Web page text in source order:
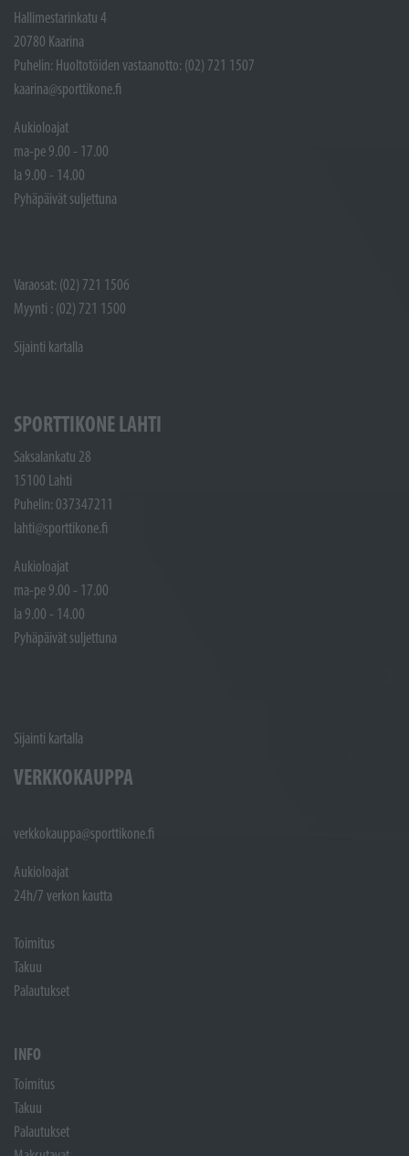
Hallimestarinkatu 4
20780 Kaarina
Puhelin: Huoltotöiden vastaanotto: (02) 721 1507
kaarina@sporttikone.fi
Aukioloajat
ma-pe 9.00 - 17.00
la 9.00 - 14.00
Pyhäpäivät suljettuna
Varaosat: (02) 721 1506
Myynti : (02) 721 1500
Sijainti kartalla
SPORTTIKONE LAHTI
Saksalankatu 28
15100 Lahti
Puhelin: 037347211
lahti@sporttikone.fi
Aukioloajat
ma-pe 9.00 - 17.00
la 9.00 - 14.00
Pyhäpäivät suljettuna
Sijainti kartalla
VERKKOKAUPPA
verkkokauppa@sporttikone.fi
Aukioloajat
24h/7 verkon kautta
Toimitus
Takuu
Palautukset
INFO
Toimitus
Takuu
Palautukset